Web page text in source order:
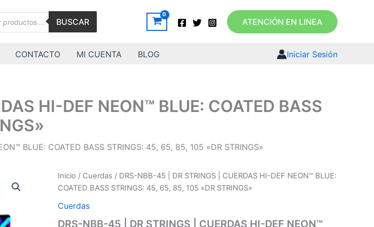
BUSCAR ATENCIÓN EN LINEA
CONTACTO MI CUENTA BLOG Iniciar Sesión
HI-DEF NEON™ BLUE: COATED BASS
BLUE: COATED BASS STRINGS: 45, 65, 85, 105 «DR STRINGS»
Inicio / Cuerdas / DRS-NBB-45 | DR STRINGS | CUERDAS HI-DEF NEON™ BLUE:
COATED BASS STRINGS: 45, 65, 85, 105 «DR STRINGS»
Cuerdas
DRS-NBB-45 | DR STRINGS | CUERDAS HI-DEF NEON™
DRS-
NBB-
|
STRINGS